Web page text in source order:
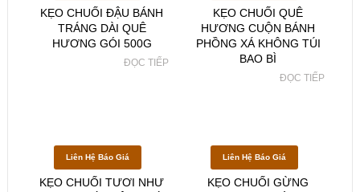
KẸO CHUỐI ĐẬU BÁNH
TRÁNG DÀI QUÊ
HƯƠNG GÓI 500G
ĐỌC TIẾP
KẸO CHUỐI QUÊ
HƯƠNG CUỘN BÁNH
PHỒNG XÁ KHÔNG TÚI
BAO BÌ
ĐỌC TIẾP
Liên Hệ Báo Giá
KẸO CHUỐI TƯƠI NHƯ
Liên Hệ Báo Giá
KẸO CHUỐI GỪNG